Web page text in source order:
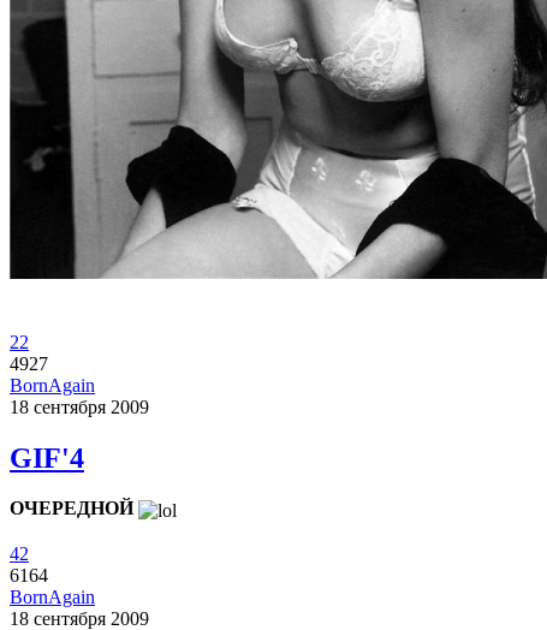
22
4927
BornAgain
18 сентября 2009
GIF'4
ОЧЕРЕДНОЙ
42
6164
BornAgain
18 сентября 2009